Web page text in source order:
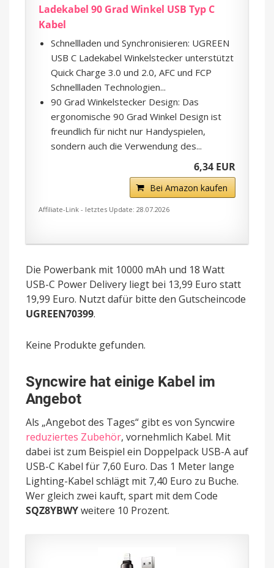
Ladekabel 90 Grad Winkel USB Typ C
Kabel
Schnellladen und Synchronisieren: UGREEN
USB C Ladekabel Winkelstecker unterstützt
Quick Charge 3.0 und 2.0, AFC und FCP
Schnellladen Technologien...
90 Grad Winkelstecker Design: Das
ergonomische 90 Grad Winkel Design ist
freundlich für nicht nur Handyspielen,
sondern auch die Verwendung des...
6,34 EUR
Bei Amazon kaufen
Affiliate-Link - letztes Update: 28.07.2026
Die Powerbank mit 10000 mAh und 18 Watt
USB-C Power Delivery liegt bei 13,99 Euro statt
19,99 Euro. Nutzt dafür bitte den Gutscheincode
UGREEN70399.
Keine Produkte gefunden.
Syncwire hat einige Kabel im
Angebot
Als „Angebot des Tages“ gibt es von Syncwire
reduziertes Zubehör, vornehmlich Kabel. Mit
dabei ist zum Beispiel ein Doppelpack USB-A auf
USB-C Kabel für 7,60 Euro. Das 1 Meter lange
Lighting-Kabel schlägt mit 7,40 Euro zu Buche.
Wer gleich zwei kauft, spart mit dem Code
SQZ8YBWYweitere 10 Prozent.